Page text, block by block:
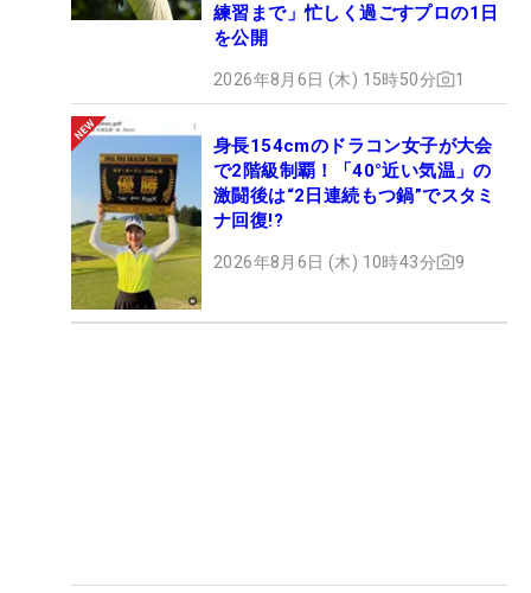
練習まで」忙しく過ごすプロの1日
を公開
2026年8月6日 (木) 15時50分 1
身長154cmのドラコン女子が大会
で2階級制覇！「40°近い気温」の
激闘後は“2日連続もつ鍋”でスタミ
ナ回復!?
2026年8月6日 (木) 10時43分 9